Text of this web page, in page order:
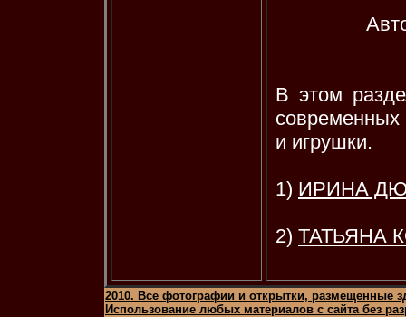
В этом
современных
и игрушки.
1) ИРИНА
2) ТАТЬЯНА
2010. Все фотографии и открытки, размещенные
Использование любых материалов с сайта без